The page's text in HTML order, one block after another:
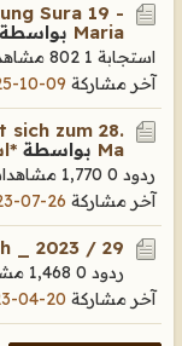
Sura 19 -
Maria بواسطة
استجابة 1 802 مشاهدات
آخر مشاركة 09-10-2025, 00:33
sich zum 28.
Ma بواسطة
ردود 0 1,770 مشاهدات
آخر مشاركة 26-07-2023, 21:59
_ 2023 / 29
ردود 0 1,468 مشاهدات
آخر مشاركة 20-04-2023, 12:34